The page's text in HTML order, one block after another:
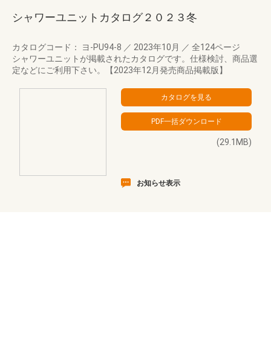
シャワーユニットカタログ２０２３冬
カタログコード： ヨ-PU94-8 ／ 2023年10月 ／ 全124ページ
シャワーユニットが掲載されたカタログです。仕様検討、商品選
定などにご利用下さい。【2023年12月発売商品掲載版】
(29.1MB)
お知らせ表示